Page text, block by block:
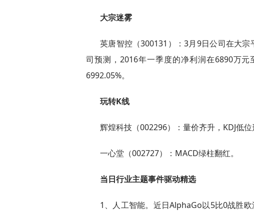
大宗迷雾
英唐智控（300131）：3月9日公司在大
司预测，2016年一季度的净利润在6890万
6992.05%。
玩转K线
辉煌科技（002296）：量价齐升，KDJ低
一心堂（002727）：MACD绿柱翻红。
当日行业主题事件驱动精选
1、人工智能。近日AlphaGo以5比0战胜